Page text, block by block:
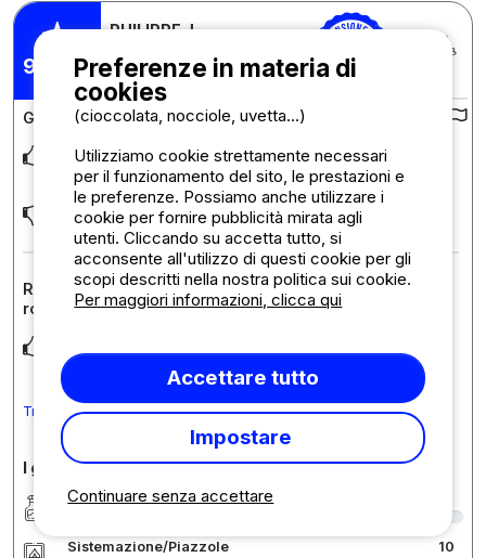
9,62 /10
PHILIPPE J.
Soggiorno : 15/06/2026 -
18/06/2026
Giudizi sul campeggio :
Beau emplacements, bien délimité et surtout séparé par des
hautes haies..O n ne vois pas les voisins ... Per saperne di più
Avoir de l'eau chaude pour la vaisselle serait un plus..
Recensione sull'alloggio : Piazzola Nature (1 tenda o 1
roulotte o 1 camper / 1 auto)
Tradurre il commento in Italiano
I giudizi in dettaglio
Pulizia/Igiene
Sistemazione/Piazzole 10
Continuare senza accettare
Preferenze in materia di
cookies
(cioccolata, nocciole, uvetta...)
Utilizziamo cookie strettamente necessari
per il funzionamento del sito, le prestazioni e
le preferenze. Possiamo anche utilizzare i
cookie per fornire pubblicità mirata agli
utenti. Cliccando su accetta tutto, si
acconsente all'utilizzo di questi cookie per gli
scopi descritti nella nostra politica sui cookie.
Per maggiori informazioni, clicca qui
Accettare tutto
Impostare